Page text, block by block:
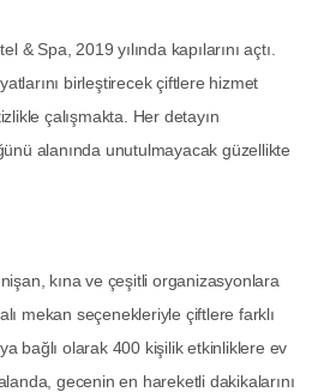
Spa, 2019 yılında kapılarını açtı.
birleştirecek çiftlere hizmet
çalışmakta. Her detayın
alanında unutulmayacak güzellikte
kına ve çeşitli organizasyonlara
mekan seçenekleriyle çiftlere farklı
bağlı olarak 400 kişilik etkinliklere ev
gecenin en hareketli dakikalarını